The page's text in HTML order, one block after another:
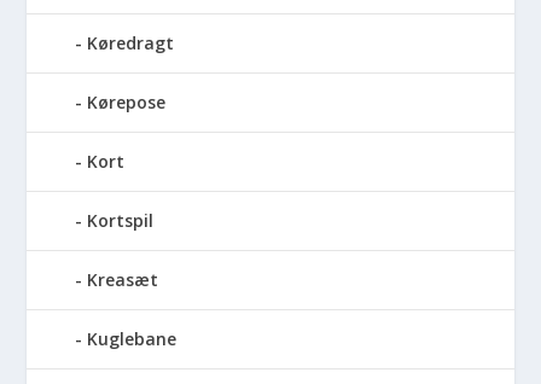
Køredragt
Kørepose
Kort
Kortspil
Kreasæt
Kuglebane